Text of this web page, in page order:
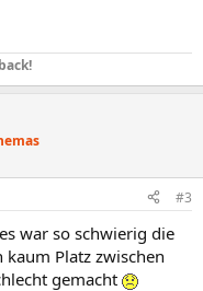
#3
war so schwierig die
Platz zwischen
gemacht